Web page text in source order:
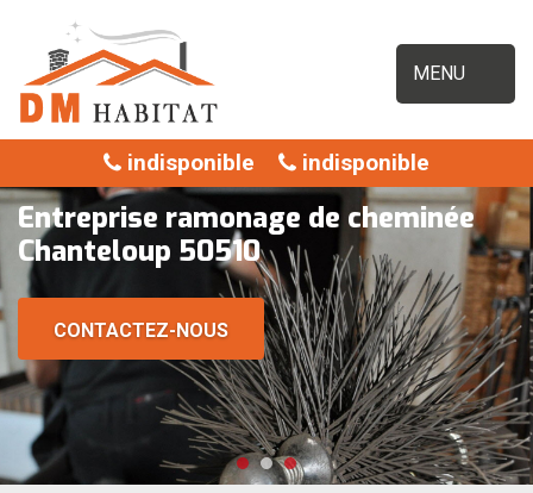
MENU
indisponible indisponible
Entreprise ramonage de cheminée
Chanteloup 50510
CONTACTEZ-NOUS